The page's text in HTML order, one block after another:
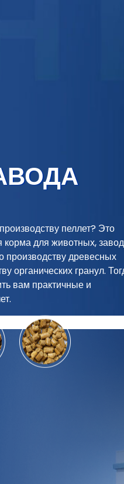
пеллет? Это
корма для животных, завод
производству древесных
органических гранул.
вам практичные и